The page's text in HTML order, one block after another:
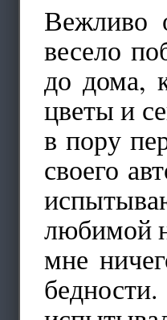
Вежливо
весело
до дома,
цветы и
в пору
своего
любимой
мне